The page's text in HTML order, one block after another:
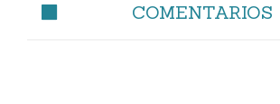
COMENTARIOS